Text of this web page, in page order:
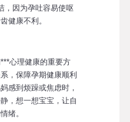
因为孕吐容易使呕
健康不利。
心理健康的重要方
，保障孕期健康顺利
感到烦躁或焦虑时，
，想一想宝宝，让自
绪。